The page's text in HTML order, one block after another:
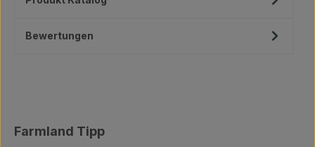
Bewertungen
Produktgalerie überspringen
Farmland Tipp